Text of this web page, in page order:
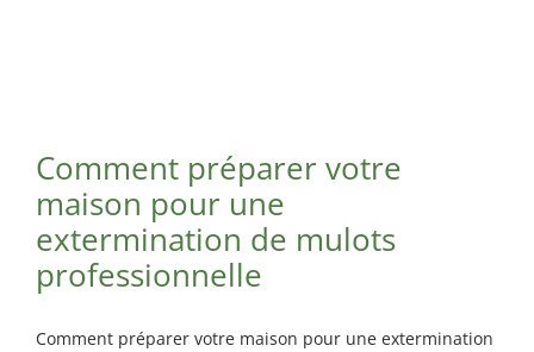
Comment préparer votre
maison pour une
extermination de mulots
professionnelle
Comment préparer votre maison pour une extermination